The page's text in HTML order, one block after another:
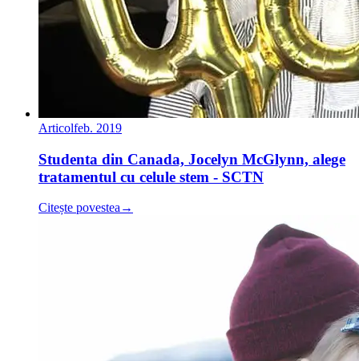
Articolfeb. 2019
Studenta din Canada, Jocelyn McGlynn, alege
tratamentul cu celule stem - SCTN
Citește povestea →